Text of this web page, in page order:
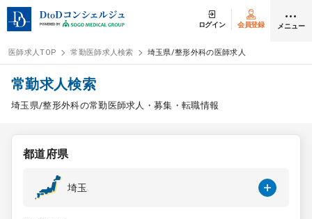
ログイン 会員登録 メニュー
ログイン
医師求人
常勤検索
医師求人TOP 常勤医師求人検索 埼玉県/整形外科の医師求人
常勤求人検索
埼玉県/整形外科の常勤医師求人・募集・転職情報
都道府県
埼玉